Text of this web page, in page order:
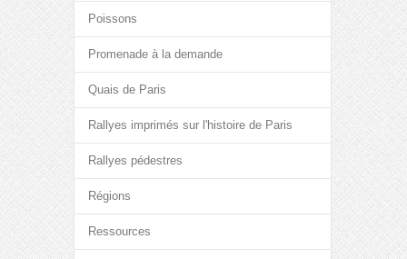
Poissons
Promenade à la demande
Quais de Paris
Rallyes imprimés sur l'histoire de Paris
Rallyes pédestres
Régions
Ressources